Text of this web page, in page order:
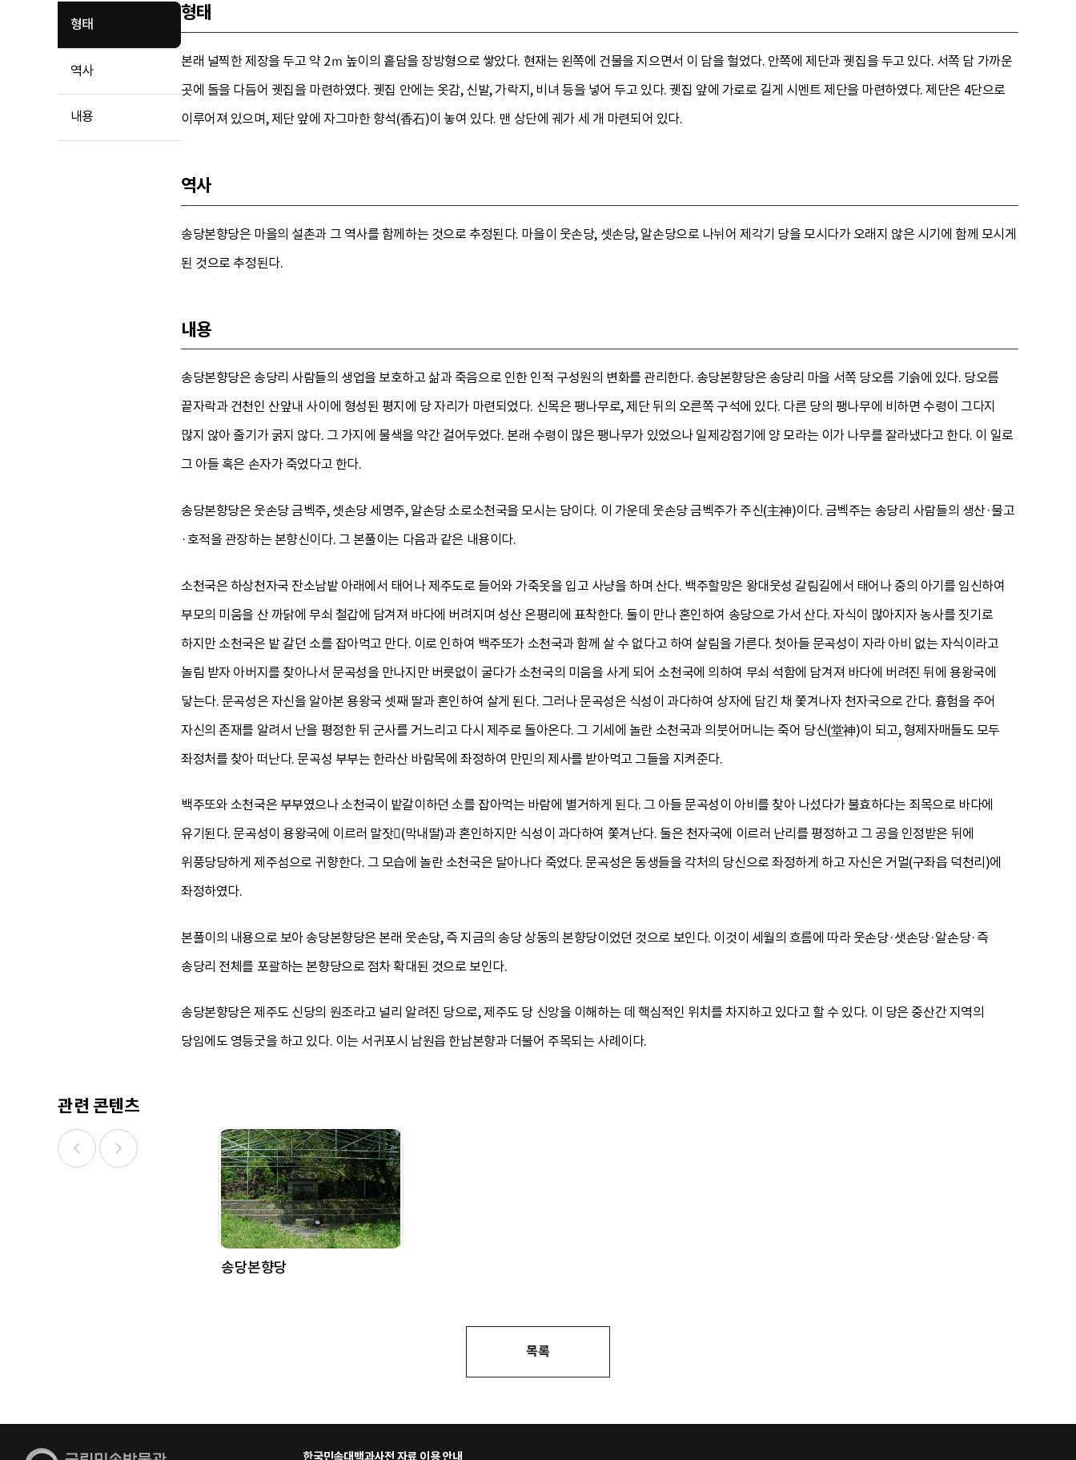
형태
역사
내용
형태
본래 널찍한 제장을 두고 약 2ｍ 높이의 홑담을 장방형으로 쌓았다. 현재는 왼쪽에 건물을 지으면서 이 담을 헐었다. 안쪽에 제단과 궷집을 두고 있다. 서쪽 담 가까운
곳에 돌을 다듬어 궷집을 마련하였다. 궷집 안에는 옷감, 신발, 가락지, 비녀 등을 넣어 두고 있다. 궷집 앞에 가로로 길게 시멘트 제단을 마련하였다. 제단은 4단으로
이루어져 있으며, 제단 앞에 자그마한 향석(香石)이 놓여 있다. 맨 상단에 궤가 세 개 마련되어 있다.
역사
송당본향당은 마을의 설촌과 그 역사를 함께하는 것으로 추정된다. 마을이 웃손당, 셋손당, 알손당으로 나뉘어 제각기 당을 모시다가 오래지 않은 시기에 함께 모시게
된 것으로 추정된다.
내용
송당본향당은 송당리 사람들의 생업을 보호하고 삶과 죽음으로 인한 인적 구성원의 변화를 관리한다. 송당본향당은 송당리 마을 서쪽 당오름 기슭에 있다. 당오름
끝자락과 건천인 산앞내 사이에 형성된 평지에 당 자리가 마련되었다. 신목은 팽나무로, 제단 뒤의 오른쪽 구석에 있다. 다른 당의 팽나무에 비하면 수령이 그다지
많지 않아 줄기가 굵지 않다. 그 가지에 물색을 약간 걸어두었다. 본래 수령이 많은 팽나무가 있었으나 일제강점기에 양 모라는 이가 나무를 잘라냈다고 한다. 이 일로
그 아들 혹은 손자가 죽었다고 한다.
송당본향당은 웃손당 금벡주, 셋손당 세명주, 알손당 소로소천국을 모시는 당이다. 이 가운데 웃손당 금벡주가 주신(主神)이다. 금벡주는 송당리 사람들의 생산·물고
·호적을 관장하는 본향신이다. 그 본풀이는 다음과 같은 내용이다.
소천국은 하상천자국 잔소남밭 아래에서 태어나 제주도로 들어와 가죽옷을 입고 사냥을 하며 산다. 백주할망은 왕대웃성 갈림길에서 태어나 중의 아기를 임신하여
부모의 미움을 산 까닭에 무쇠 철갑에 담겨져 바다에 버려지며 성산 온평리에 표착한다. 둘이 만나 혼인하여 송당으로 가서 산다. 자식이 많아지자 농사를 짓기로
하지만 소천국은 밭 갈던 소를 잡아먹고 만다. 이로 인하여 백주또가 소천국과 함께 살 수 없다고 하여 살림을 가른다. 첫아들 문곡성이 자라 아비 없는 자식이라고
놀림 받자 아버지를 찾아나서 문곡성을 만나지만 버릇없이 굴다가 소천국의 미움을 사게 되어 소천국에 의하여 무쇠 석함에 담겨져 바다에 버려진 뒤에 용왕국에
닿는다. 문곡성은 자신을 알아본 용왕국 셋째 딸과 혼인하여 살게 된다. 그러나 문곡성은 식성이 과다하여 상자에 담긴 채 쫓겨나자 천자국으로 간다. 흉험을 주어
자신의 존재를 알려서 난을 평정한 뒤 군사를 거느리고 다시 제주로 돌아온다. 그 기세에 놀란 소천국과 의붓어머니는 죽어 당신(堂神)이 되고, 형제자매들도 모두
좌정처를 찾아 떠난다. 문곡성 부부는 한라산 바람목에 좌정하여 만민의 제사를 받아먹고 그들을 지켜준다.
백주또와 소천국은 부부였으나 소천국이 밭갈이하던 소를 잡아먹는 바람에 별거하게 된다. 그 아들 문곡성이 아비를 찾아 나섰다가 불효하다는 죄목으로 바다에
유기된다. 문곡성이 용왕국에 이르러 말잣(막내딸)과 혼인하지만 식성이 과다하여 쫓겨난다. 둘은 천자국에 이르러 난리를 평정하고 그 공을 인정받은 뒤에
위풍당당하게 제주섬으로 귀향한다. 그 모습에 놀란 소천국은 달아나다 죽었다. 문곡성은 동생들을 각처의 당신으로 좌정하게 하고 자신은 거멀(구좌읍 덕천리)에
좌정하였다.
본풀이의 내용으로 보아 송당본향당은 본래 웃손당, 즉 지금의 송당 상동의 본향당이었던 것으로 보인다. 이것이 세월의 흐름에 따라 웃손당·샛손당·알손당·즉
송당리 전체를 포괄하는 본향당으로 점차 확대된 것으로 보인다.
송당본향당은 제주도 신당의 원조라고 널리 알려진 당으로, 제주도 당 신앙을 이해하는 데 핵심적인 위치를 차지하고 있다고 할 수 있다. 이 당은 중산간 지역의
당임에도 영등굿을 하고 있다. 이는 서귀포시 남원읍 한남본향과 더불어 주목되는 사례이다.
관련 콘텐츠
송당본향당
목록
한국민속대백과사전 자료 이용 안내